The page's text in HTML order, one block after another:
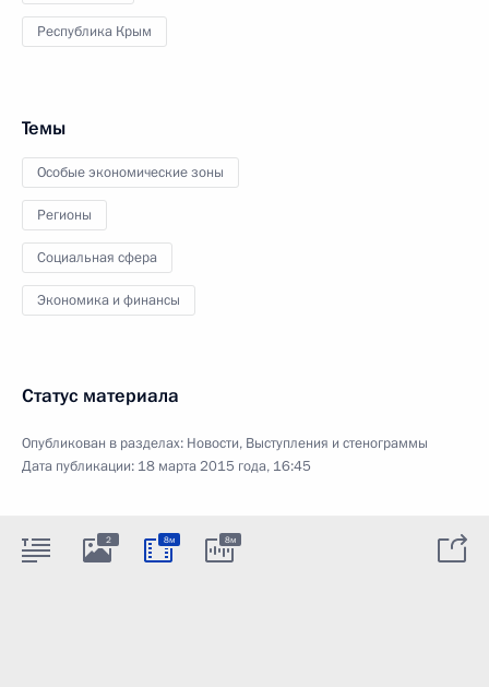
Республика Крым
Темы
Особые экономические зоны
Регионы
Социальная сфера
Экономика и финансы
Статус материала
Опубликован в разделах: Новости, Выступления и стенограммы
Дата публикации: 18 марта 2015 года, 16:45
2 8м 8м